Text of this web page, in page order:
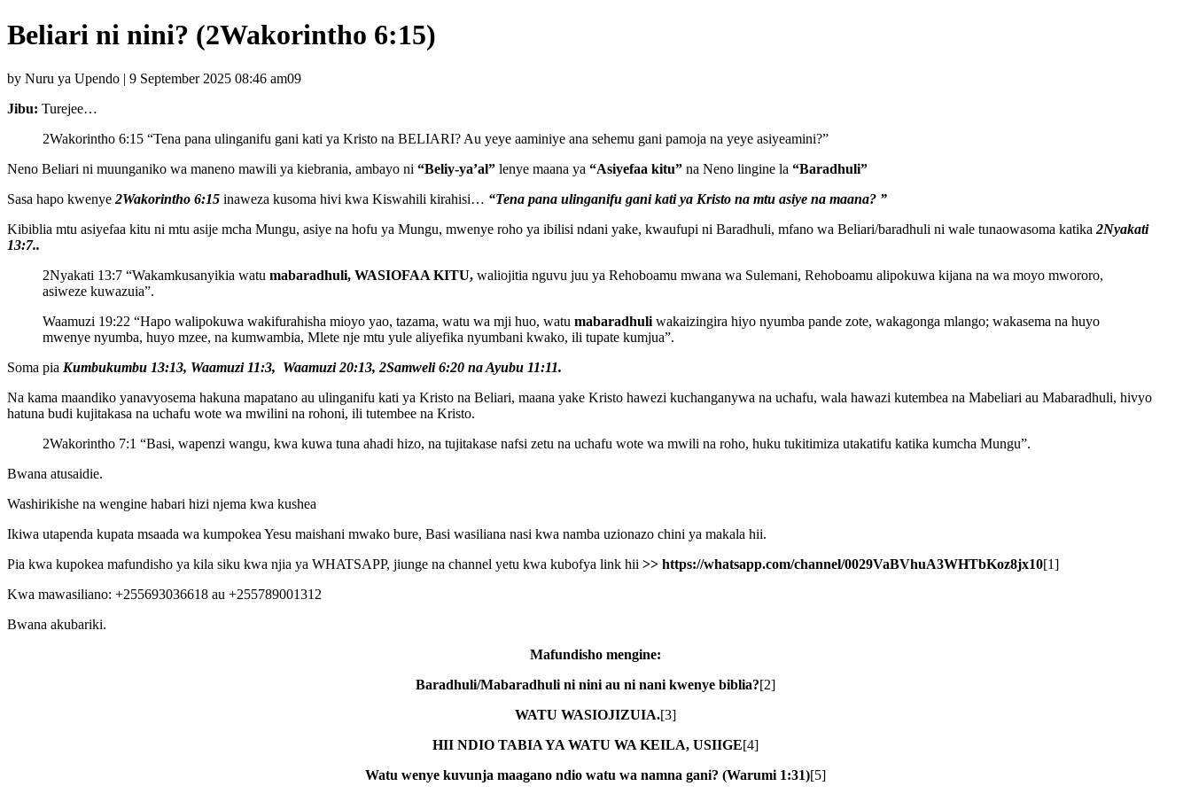
Beliari ni nini? (2Wakorintho 6:15)
by Nuru ya Upendo | 9 September 2025 08:46 am09
Jibu: Turejee…
2Wakorintho 6:15 “Tena pana ulinganifu gani kati ya Kristo na BELIARI? Au yeye aaminiye ana sehemu gani pamoja na yeye asiyeamini?”
Neno Beliari ni muunganiko wa maneno mawili ya kiebrania, ambayo ni “Beliy-ya’al” lenye maana ya “Asiyefaa kitu” na Neno lingine la “Baradhuli”
Sasa hapo kwenye 2Wakorintho 6:15 inaweza kusoma hivi kwa Kiswahili kirahisi… “Tena pana ulinganifu gani kati ya Kristo na mtu asiye na maana? ”
Kibiblia mtu asiyefaa kitu ni mtu asije mcha Mungu, asiye na hofu ya Mungu, mwenye roho ya ibilisi ndani yake, kwaufupi ni Baradhuli, mfano wa Beliari/baradhuli ni wale tunaowasoma katika 2Nyakati
13:7..
2Nyakati 13:7 “Wakamkusanyikia watu mabaradhuli, WASIOFAA KITU, waliojitia nguvu juu ya Rehoboamu mwana wa Sulemani, Rehoboamu alipokuwa kijana na wa moyo mwororo,
asiweze kuwazuia”.
Waamuzi 19:22 “Hapo walipokuwa wakifurahisha mioyo yao, tazama, watu wa mji huo, watu mabaradhuli wakaizingira hiyo nyumba pande zote, wakagonga mlango; wakasema na huyo
mwenye nyumba, huyo mzee, na kumwambia, Mlete nje mtu yule aliyefika nyumbani kwako, ili tupate kumjua”.
Soma pia Kumbukumbu 13:13, Waamuzi 11:3, Waamuzi 20:13, 2Samweli 6:20 na Ayubu 11:11.
Na kama maandiko yanavyosema hakuna mapatano au ulinganifu kati ya Kristo na Beliari, maana yake Kristo hawezi kuchanganywa na uchafu, wala hawazi kutembea na Mabeliari au Mabaradhuli, hivyo
hatuna budi kujitakasa na uchafu wote wa mwilini na rohoni, ili tutembee na Kristo.
2Wakorintho 7:1 “Basi, wapenzi wangu, kwa kuwa tuna ahadi hizo, na tujitakase nafsi zetu na uchafu wote wa mwili na roho, huku tukitimiza utakatifu katika kumcha Mungu”.
Bwana atusaidie.
Washirikishe na wengine habari hizi njema kwa kushea
Ikiwa utapenda kupata msaada wa kumpokea Yesu maishani mwako bure, Basi wasiliana nasi kwa namba uzionazo chini ya makala hii.
Pia kwa kupokea mafundisho ya kila siku kwa njia ya WHATSAPP, jiunge na channel yetu kwa kubofya link hii >> https://whatsapp.com/channel/0029VaBVhuA3WHTbKoz8jx10[1]
Kwa mawasiliano: +255693036618 au +255789001312
Bwana akubariki.
Mafundisho mengine:
Baradhuli/Mabaradhuli ni nini au ni nani kwenye biblia?[2]
WATU WASIOJIZUIA.[3]
HII NDIO TABIA YA WATU WA KEILA, USIIGE[4]
Watu wenye kuvunja maagano ndio watu wa namna gani? (Warumi 1:31)[5]